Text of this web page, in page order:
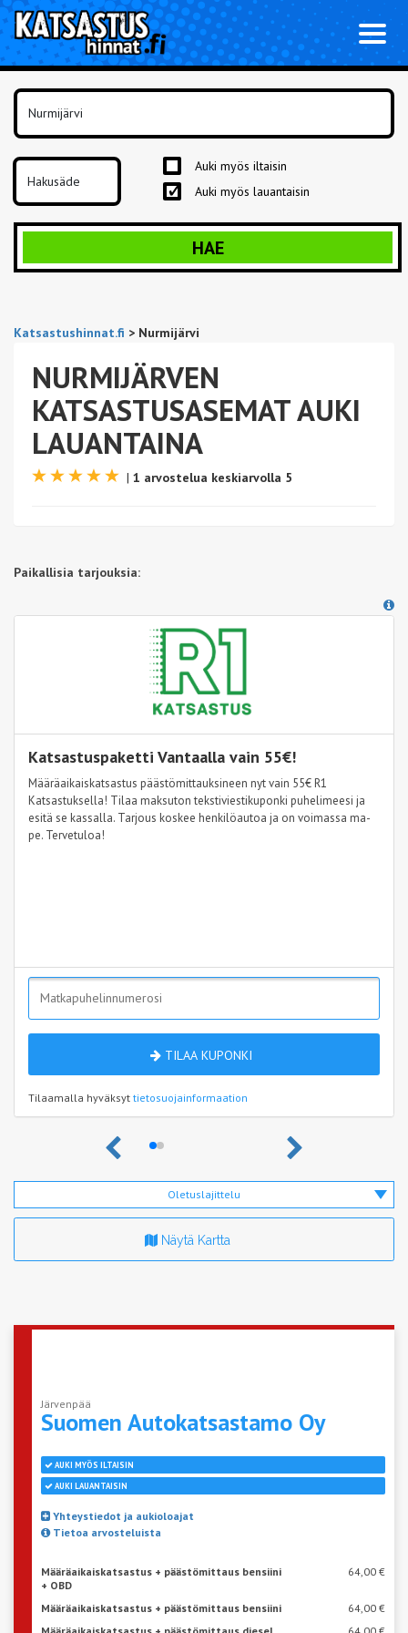
Auki myös iltaisin
Auki myös lauantaisin
HAE
Katsastushinnat.fi > Nurmijärvi
NURMIJÄRVEN
KATSASTUSASEMAT AUKI
LAUANTAINA
| 1 arvostelua keskiarvolla 5
Paikallisia tarjouksia:
Katsastuspaketti Vantaalla vain 55€!
Määräaikaiskatsastus päästömittauksineen nyt vain 55€ R1
Katsastuksella! Tilaa maksuton tekstiviestikuponki puhelimeesi ja
esitä se kassalla. Tarjous koskee henkilöautoa ja on voimassa ma-
pe. Tervetuloa!
TILAA KUPONKI
Tilaamalla hyväksyt tietosuojainformaation
Oletuslajittelu
Näytä Kartta
Järvenpää
Suomen Autokatsastamo Oy
AUKI MYÖS ILTAISIN
AUKI LAUANTAISIN
Yhteystiedot ja aukioloajat
Tietoa arvosteluista
Määräaikaiskatsastus + päästömittaus bensiini
+ OBD
64,00 €
Määräaikaiskatsastus + päästömittaus bensiini
64,00 €